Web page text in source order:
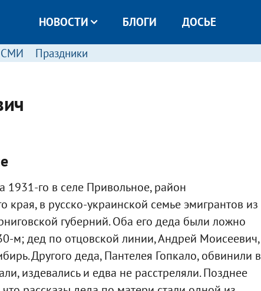
НОВОСТИ БЛОГИ ДОСЬЕ
СМИ Праздники
1931-го в селе Привольное, район
края, в русско-украинской семье эмигрантов из
губерний. Оба его деда были ложно
м; дед по отцовской линии, Андрей Моисеевич,
Другого деда, Пантелея Гопкало, обвинили в
издевались и едва не расстреляли. Позднее